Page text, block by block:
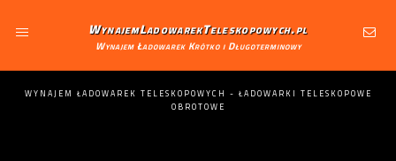
WynajemLadowarekTeleskopowych.pl
Wynajem Ładowarek Krótko i Długoterminowy
WYNAJEM ŁADOWAREK TELESKOPOWYCH - ŁADOWARKI TELESKOPOWE
OBROTOWE